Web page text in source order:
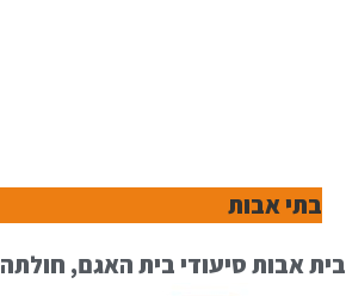
בתי אבות
בית אבות סיעודי בית האגם, חולתה